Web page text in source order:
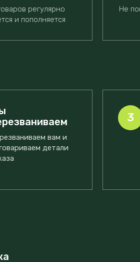
регулярно
и пополняется
Не
вам и
детали
3